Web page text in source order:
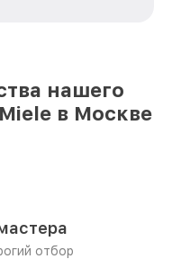
нашего
в Москве
отбор